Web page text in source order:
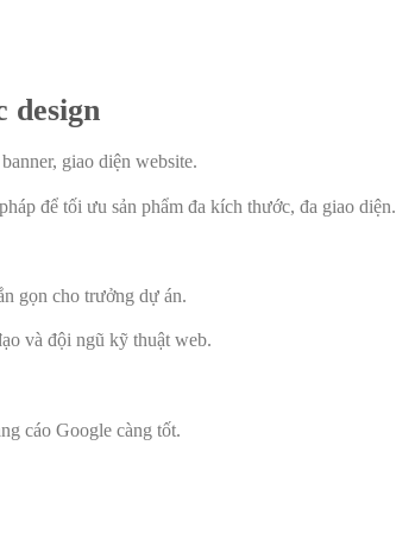
design
giao diện website.
để tối ưu sản phẩm đa kích thước, đa giao diện.
gọn cho trưởng dự án.
và đội ngũ kỹ thuật web.
cáo Google càng tốt.